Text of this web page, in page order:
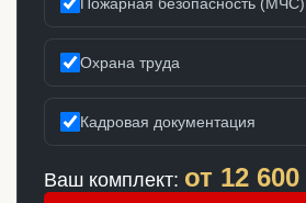
Охрана труда
Кадровая документация
Ваш комплект: от 12 600